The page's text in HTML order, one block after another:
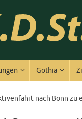
Gothia
nach Bonn zu